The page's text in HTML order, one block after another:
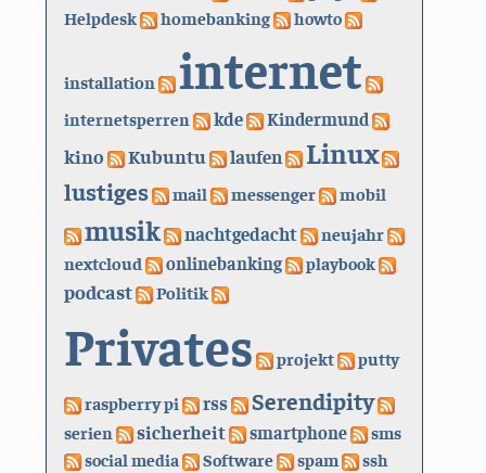
Helpdesk
homebanking howto
installation internet
internetsperren kde Kindermund
kino Kubuntu laufen Linux
lustiges mail messenger mobil
musik nachtgedacht neujahr
nextcloud onlinebanking playbook
podcast Politik
Privates projekt putty
raspberry pi rss Serendipity
serien sicherheit smartphone
sms
social media
Software spam ssh